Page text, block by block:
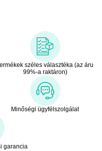
széles választéka (az áru
99%-a raktáron)
Minőségi ügyfélszolgálat
garancia